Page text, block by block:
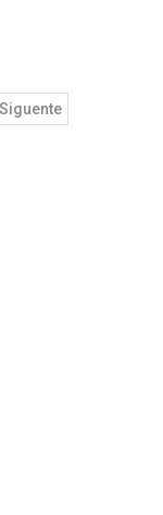
Siguente